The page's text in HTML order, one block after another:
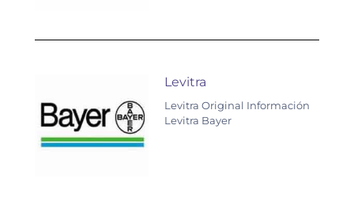
Levitra
Levitra Original Información
Levitra Bayer